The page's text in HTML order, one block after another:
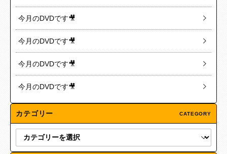
今月のDVDです🎥
今月のDVDです🎥
今月のDVDです🎥
今月のDVDです🎥
カテゴリー CATEGORY